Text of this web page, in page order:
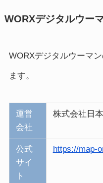
WORXデジタルウー
WORXデジタルウーマ
ます。
運営
会社
株式会社日
公式
サイ
ト
https://map-